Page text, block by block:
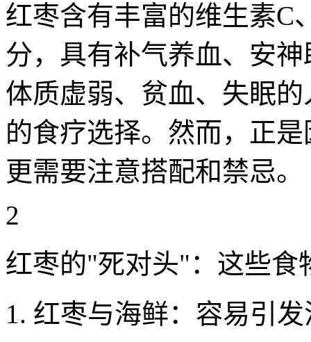
红枣含有丰富的维生素C
分，具有补气养血、安
体质虚弱、贫血、失眠
的食疗选择。然而，正
更需要注意搭配和禁忌。
2
红枣的"死对头"：这些食
1. 红枣与海鲜：容易引